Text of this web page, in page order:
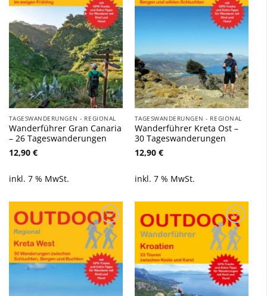
TAGESWANDERUNGEN - REGIONAL
Wanderführer Gran Canaria
– 26 Tageswanderungen
12,90 €
inkl. 7 % MwSt.
TAGESWANDERUNGEN - REGIONAL
Wanderführer Kreta Ost –
30 Tageswanderungen
12,90 €
inkl. 7 % MwSt.
Zu
Wunschliste
hinzufügen
Zu
Wunschliste
hinzufügen